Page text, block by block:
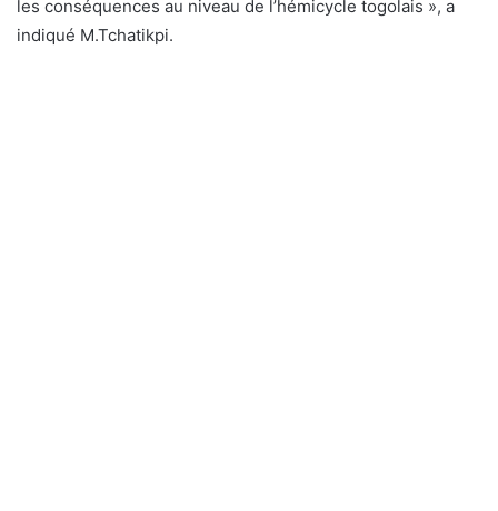
les conséquences au niveau de l’hémicycle togolais », a
indiqué M.Tchatikpi.